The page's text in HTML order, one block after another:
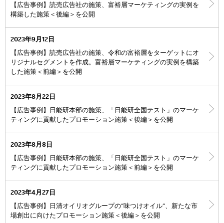
【広告事例】読売広告社の施策、富裕層マーケティングの実例を
構築した施策＜後編＞を公開
2023年9月12日
【広告事例】読売広告社の施策、令和の富裕層をターゲットにオ
リジナルセグメントを作成。富裕層マーケティングの実例を構築
した施策＜前編＞を公開
2023年8月22日
【広告事例】日能研本部の施策、「日能研全国テスト」のマーケ
ティングに貢献したプロモーション施策＜後編＞を公開
2023年8月8日
【広告事例】日能研本部の施策、「日能研全国テスト」のマーケ
ティングに貢献したプロモーション施策＜前編＞を公開
2023年4月27日
【広告事例】日清オイリオグループの“味つけオイル“、新たな市
場創出に向けたプロモーション施策＜後編＞を公開